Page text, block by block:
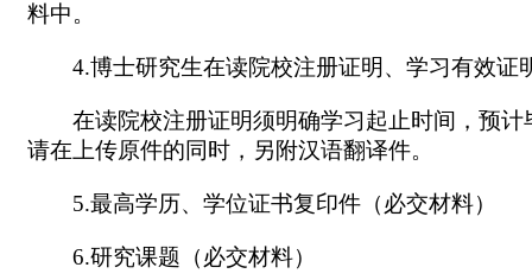
料中。
4.博士研究生在读院校注册证明、学习有效证
在读院校注册证明须明确学习起止时间，预
请在上传原件的同时，另附汉语翻译件。
5.最高学历、学位证书复印件（必交材料）
6.研究课题（必交材料）